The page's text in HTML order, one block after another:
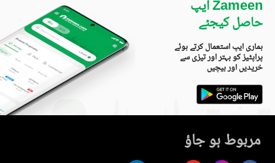
Zameen ایپ
حاصل کیجئے
ہماری ایپ استعمال کرتے ہوئے
پراپٹیز کو بہتر اور تیزی سے
خریدیں اور بیچیں
مربوط ہو جاؤ